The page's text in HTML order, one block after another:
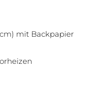
mit Backpapier